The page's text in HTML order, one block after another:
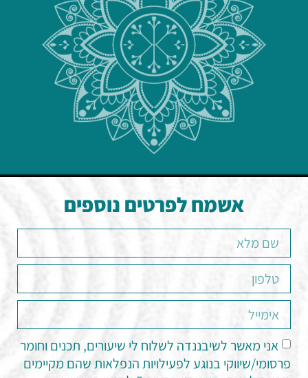
אשמח לפרטים נוספים
אני מאשר לשיבננדה לשלוח לי שיעורים, תכנים וחומר
פרסומי/שיווקי בנוגע לפעילויות הנפלאות שהם מקיימים